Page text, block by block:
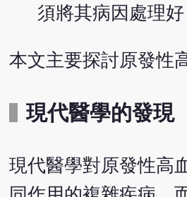
須將其病因處理好
本文主要探討原發性
現代醫學的發現
現代醫學對原發性高